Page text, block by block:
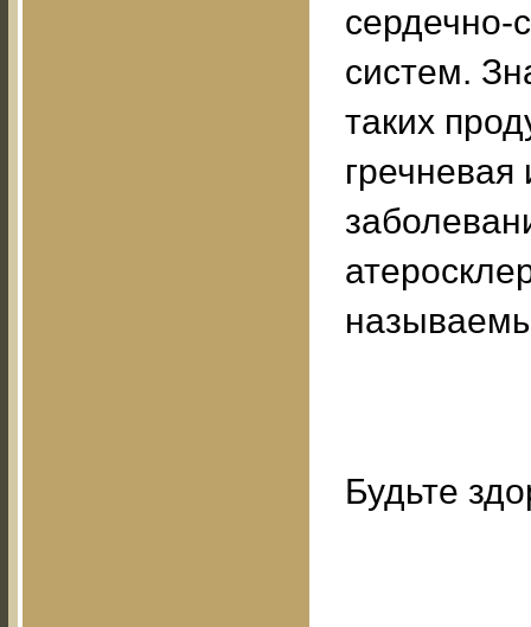
сердечно-
систем.
таких
Будьте